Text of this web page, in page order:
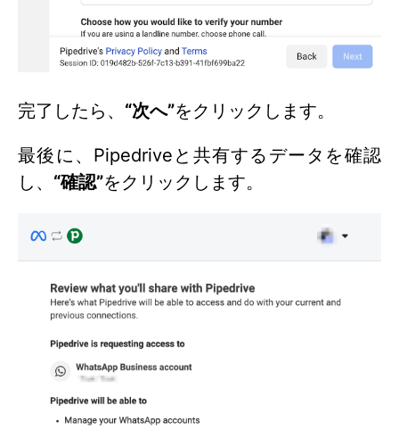
完了したら、 “次へ”をクリックします。
最後に、Pipedriveと共有するデータを確認
し、 “確認”をクリックします。